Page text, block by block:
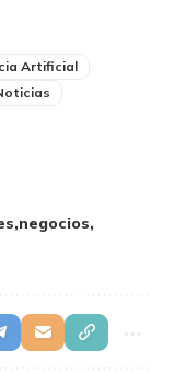
Artificial
negocios